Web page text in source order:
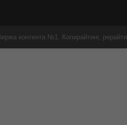
контента №1. Копирайтинг,